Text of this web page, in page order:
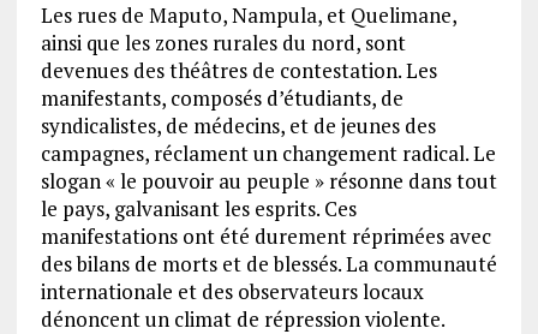
Les rues de Maputo, Nampula, et Quelimane,
ainsi que les zones rurales du nord, sont
devenues des théâtres de contestation. Les
manifestants, composés d’étudiants, de
syndicalistes, de médecins, et de jeunes des
campagnes, réclament un changement radical. Le
slogan « le pouvoir au peuple » résonne dans tout
le pays, galvanisant les esprits. Ces
manifestations ont été durement réprimées avec
des bilans de morts et de blessés. La communauté
internationale et des observateurs locaux
dénoncent un climat de répression violente.